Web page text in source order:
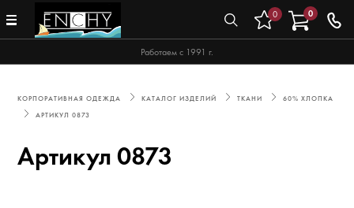
Работаем с 1991 г.
0 0
КОРПОРАТИВНАЯ ОДЕЖДА КАТАЛОГ ИЗДЕЛИЙ ТКАНИ
60% ХЛОПКА
АРТИКУЛ 0873
Артикул 0873